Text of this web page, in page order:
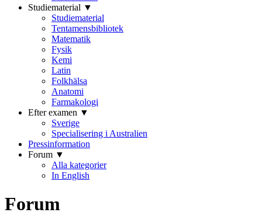
Studiematerial ▼
Studiematerial
Tentamensbibliotek
Matematik
Fysik
Kemi
Latin
Folkhälsa
Anatomi
Farmakologi
Efter examen ▼
Sverige
Specialisering i Australien
Pressinformation
Forum ▼
Alla kategorier
In English
Forum